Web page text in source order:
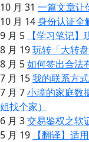
10 月 31 一篇文章让
10 月 14身份认证全
9 月 5
【学习笔记
8 月 19玩转「大转
8 月 5如何签出合法
7 月 15我的联系方式
7 月 7小璋的家庭数
姐找个家）
6 月 3交易鉴权之软
5 月 19
【翻译】